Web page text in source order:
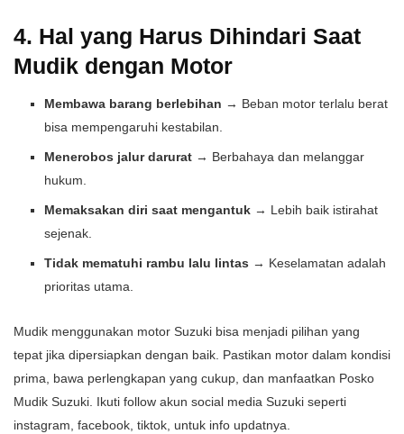
4. Hal yang Harus Dihindari Saat
Mudik dengan Motor
Membawa barang berlebihan → Beban motor terlalu berat
bisa mempengaruhi kestabilan.
Menerobos jalur darurat → Berbahaya dan melanggar
hukum.
Memaksakan diri saat mengantuk → Lebih baik istirahat
sejenak.
Tidak mematuhi rambu lalu lintas → Keselamatan adalah
prioritas utama.
Mudik menggunakan motor Suzuki bisa menjadi pilihan yang
tepat jika dipersiapkan dengan baik. Pastikan motor dalam kondisi
prima, bawa perlengkapan yang cukup, dan manfaatkan Posko
Mudik Suzuki. Ikuti follow akun social media Suzuki seperti
instagram, facebook, tiktok, untuk info updatnya.